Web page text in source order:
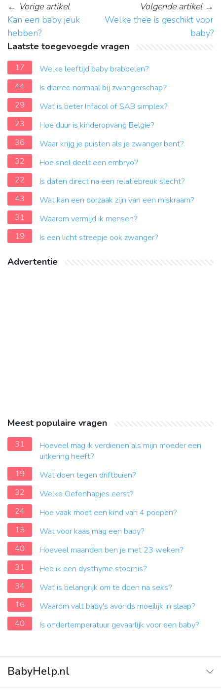
← Vorige artikel
Kan een baby jeuk
hebben?
Volgende artikel→
Welke thee is geschikt voor
baby?
Laatste toegevoegde vragen
17
Welke leeftijd baby brabbelen?
44
Is diarree normaal bij zwangerschap?
29
Wat is beter Infacol of SAB simplex?
23
Hoe duur is kinderopvang Belgie?
36
Waar krijg je puisten als je zwanger bent?
32
Hoe snel deelt een embryo?
22
Is daten direct na een relatiebreuk slecht?
43
Wat kan een oorzaak zijn van een miskraam?
31
Waarom vermijd ik mensen?
19
Is een licht streepje ook zwanger?
Advertentie
Meest populaire vragen
31
Hoeveel mag ik verdienen als mijn moeder een
uitkering heeft?
19
Wat doen tegen driftbuien?
32
Welke Oefenhapjes eerst?
24
Hoe vaak moet een kind van 4 poepen?
15
Wat voor kaas mag een baby?
40
Hoeveel maanden ben je met 23 weken?
31
Heb ik een dysthyme stoornis?
34
Wat is belangrijk om te doen na seks?
16
Waarom valt baby's avonds moeilijk in slaap?
40
Is ondertemperatuur gevaarlijk voor een baby?
BabyHelp.nl